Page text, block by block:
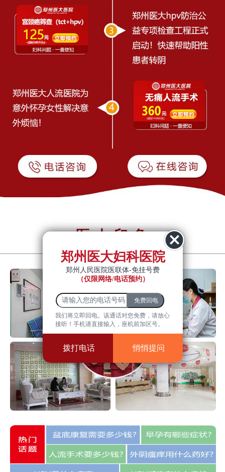
医大印象
郑州医大妇科医院
郑州人民医院医联体-免挂号费
（仅限网络/电话预约）
我们将立即回电。该通话对您免费，请放心
接听！手机请直接输入，座机前加区号。
拨打电话 悄悄提问